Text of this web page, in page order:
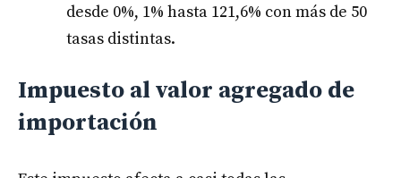
desde 0%, 1% hasta 121,6% con más de 50
tasas distintas.
Impuesto al valor agregado de
importación